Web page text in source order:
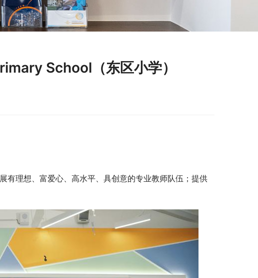
School（东区小学）
有理想、富爱心、高水平、具创意的专业教师队伍；提供